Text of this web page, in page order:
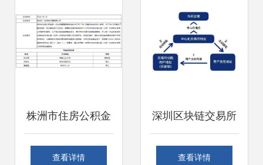
服务
株洲市住房公积金
管理中心信息管理
查看详情
深圳区块链交易所
系统一站式开发搭
查看详情